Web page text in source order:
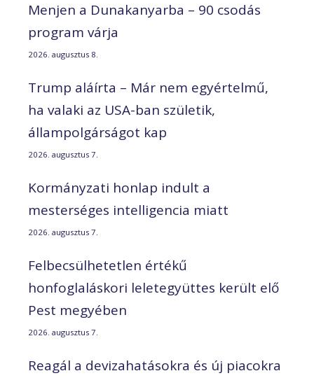
Menjen a Dunakanyarba – 90 csodás
program várja
2026. augusztus 8.
Trump aláírta – Már nem egyértelmű,
ha valaki az USA-ban születik,
állampolgárságot kap
2026. augusztus 7.
Kormányzati honlap indult a
mesterséges intelligencia miatt
2026. augusztus 7.
Felbecsülhetetlen értékű
honfoglaláskori leletegyüttes került elő
Pest megyében
2026. augusztus 7.
Reagál a devizahatásokra és új piacokra